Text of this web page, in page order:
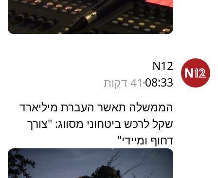
N12
08:33 41 דקות
הממשלה תאשר העברת מיליארד
שקל לרכש ביטחוני מסווג: "צורך
דחוף ומיידי"